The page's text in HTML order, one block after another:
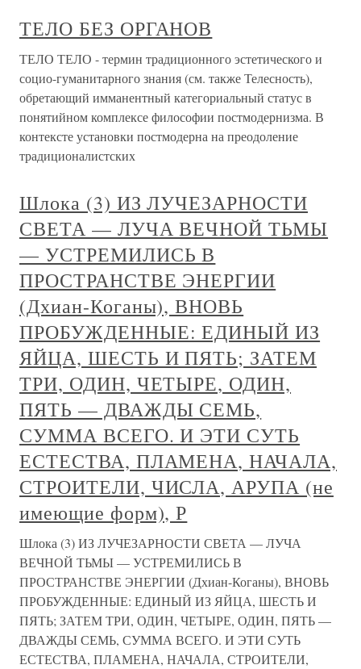
ТЕЛО БЕЗ ОРГАНОВ
ТЕЛО ТЕЛО - термин традиционного эстетического и
социо-гуманитарного знания (см. также Телесность),
обретающий имманентный категориальный статус в
понятийном комплексе философии постмодернизма. В
контексте установки постмодерна на преодоление
традиционалистских
Шлока (3) ИЗ ЛУЧЕЗАРНОСТИ
СВЕТА — ЛУЧА ВЕЧНОЙ ТЬМЫ
— УСТРЕМИЛИСЬ В
ПРОСТРАНСТВЕ ЭНЕРГИИ
(Дхиан-Коганы), ВНОВЬ
ПРОБУЖДЕННЫЕ: ЕДИНЫЙ ИЗ
ЯЙЦА, ШЕСТЬ И ПЯТЬ; ЗАТЕМ
ТРИ, ОДИН, ЧЕТЫРЕ, ОДИН,
ПЯТЬ — ДВАЖДЫ СЕМЬ,
СУММА ВСЕГО. И ЭТИ СУТЬ
ЕСТЕСТВА, ПЛАМЕНА, НАЧАЛА,
СТРОИТЕЛИ, ЧИСЛА, АРУПА (не
имеющие форм), Р
Шлока (3) ИЗ ЛУЧЕЗАРНОСТИ СВЕТА — ЛУЧА
ВЕЧНОЙ ТЬМЫ — УСТРЕМИЛИСЬ В
ПРОСТРАНСТВЕ ЭНЕРГИИ (Дхиан-Коганы), ВНОВЬ
ПРОБУЖДЕННЫЕ: ЕДИНЫЙ ИЗ ЯЙЦА, ШЕСТЬ И
ПЯТЬ; ЗАТЕМ ТРИ, ОДИН, ЧЕТЫРЕ, ОДИН, ПЯТЬ —
ДВАЖДЫ СЕМЬ, СУММА ВСЕГО. И ЭТИ СУТЬ
ЕСТЕСТВА, ПЛАМЕНА, НАЧАЛА, СТРОИТЕЛИ,